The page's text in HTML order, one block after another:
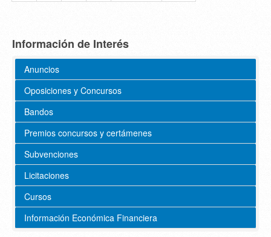
Información de Interés
Anuncios
Oposiciones y Concursos
Bandos
Premios concursos y certámenes
Subvenciones
Licitaciones
Cursos
Información Económica Financiera